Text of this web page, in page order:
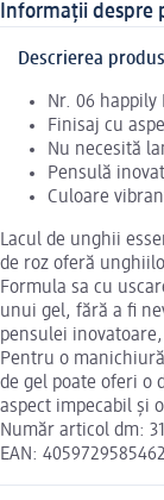
Informații despre
Descrierea
Nr. 06 happily
Finisaj cu
Nu necesită
Pensulă
Culoare
Lacul de unghii
de roz oferă
Formula sa cu
unui gel, fără a fi
pensulei
Pentru o
de gel poate oferi o
aspect impecabil și
Număr articol dm:
EAN: 4059729585462